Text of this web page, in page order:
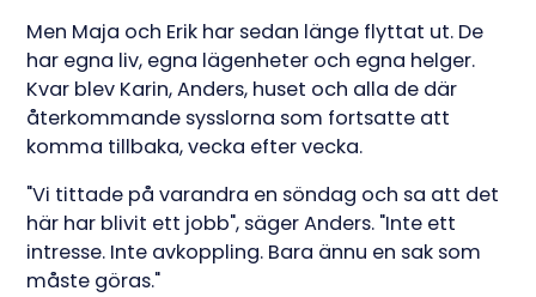
Men Maja och Erik har sedan länge flyttat ut. De
har egna liv, egna lägenheter och egna helger.
Kvar blev Karin, Anders, huset och alla de där
återkommande sysslorna som fortsatte att
komma tillbaka, vecka efter vecka.
"Vi tittade på varandra en söndag och sa att det
här har blivit ett jobb", säger Anders. "Inte ett
intresse. Inte avkoppling. Bara ännu en sak som
måste göras."